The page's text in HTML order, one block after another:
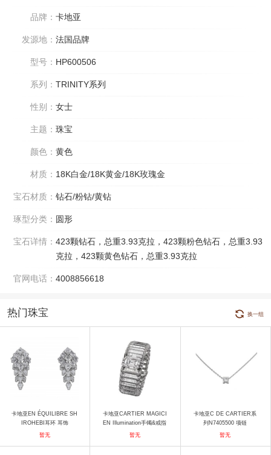
品牌： 卡地亚
发源地： 法国品牌
型号： HP600506
系列： TRINITY系列
性别： 女士
主题： 珠宝
颜色： 黄色
材质： 18K白金/18K黄金/18K玫瑰金
宝石材质： 钻石/粉钻/黄钻
琢型分类： 圆形
宝石详情： 423颗钻石，总重3.93克拉，423颗粉色钻石，总重3.93
克拉，423颗黄色钻石，总重3.93克拉
官网电话： 4008856618
热门珠宝 换一组
卡地亚EN ÉQUILIBRE SH
IROHEBI耳环 耳饰
暂无
卡地亚CARTIER MAGICI
EN Illumination手镯&戒指
手镯
暂无
卡地亚C DE CARTIER系
列N7405500 项链
暂无